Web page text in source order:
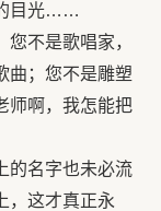
目光……
不是歌唱家，
曲；您不是雕塑
啊，我怎能把
的名字也未必流
，这才真正永